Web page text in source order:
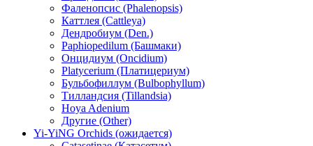
Фаленопсис (Phalenopsis)
Каттлея (Cattleya)
Дендробиум (Den.)
Paphiopedilum (Башмаки)
Онцидиум (Oncidium)
Platycerium (Платицериум)
Бульбофиллум (Bulbophyllum)
Тилландсия (Tillandsia)
Hoya Adenium
Другие (Other)
Yi-YiNG Orchids (ожидается)